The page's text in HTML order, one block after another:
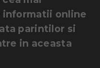
informatii online
parintilor si
in aceasta